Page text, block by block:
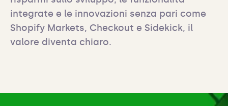
integrate e le innovazioni senza pari come
Shopify Markets, Checkout e Sidekick, il
valore diventa chiaro.